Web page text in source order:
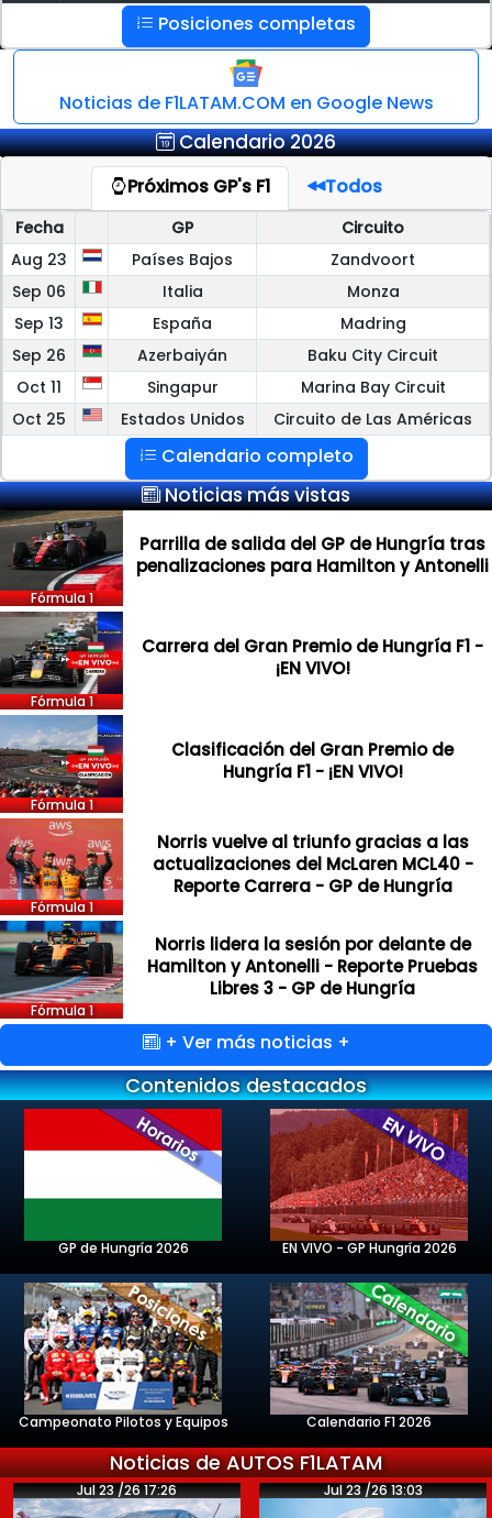
Posiciones completas
Noticias de F1LATAM.COM en Google News
Calendario 2026
Próximos GP's F1 Todos
Fecha GP
Circuito
Aug 23
Países Bajos
Zandvoort
Sep 06
Italia
Monza
Sep 13
España
Madring
Sep 26
Azerbaiyán
Baku City Circuit
Oct 11
Singapur
Marina Bay Circuit
Oct 25
Estados Unidos Circuito de Las Américas
Calendario completo
Noticias más vistas
Fórmula 1
Parrilla de salida del GP de Hungría tras
penalizaciones para Hamilton y Antonelli
Fórmula 1
Carrera del Gran Premio de Hungría F1 -
¡EN VIVO!
Fórmula 1
Clasificación del Gran Premio de
Hungría F1 - ¡EN VIVO!
Fórmula 1
Norris vuelve al triunfo gracias a las
actualizaciones del McLaren MCL40 -
Reporte Carrera - GP de Hungría
Fórmula 1
Norris lidera la sesión por delante de
Hamilton y Antonelli - Reporte Pruebas
Libres 3 - GP de Hungría
+ Ver más noticias +
Contenidos destacados
GP de Hungría 2026 EN VIVO - GP Hungría 2026
Campeonato Pilotos y Equipos Calendario F1 2026
Noticias de AUTOS F1LATAM
Jul 23 /26 17:26 Jul 23 /26 13:03